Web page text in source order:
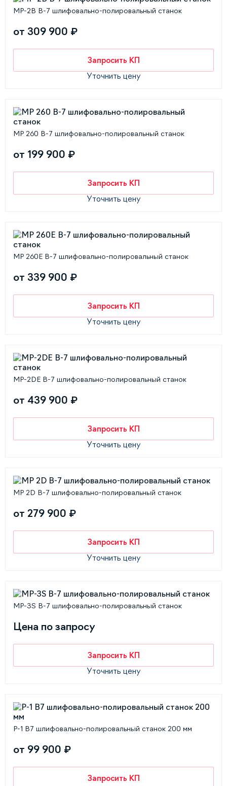
MP-2B В-7 шлифовально-полировальный станок
от 309 900 ₽
Запросить КП
Уточнить цену
MP 260 В-7 шлифовально-полировальный станок
от 199 900 ₽
Запросить КП
Уточнить цену
MP 260E В-7 шлифовально-полировальный станок
от 339 900 ₽
Запросить КП
Уточнить цену
MP-2DE В-7 шлифовально-полировальный станок
от 439 900 ₽
Запросить КП
Уточнить цену
MP 2D В-7 шлифовально-полировальный станок
от 279 900 ₽
Запросить КП
Уточнить цену
MP-3S В-7 шлифовально-полировальный станок
Цена по запросу
Запросить КП
Уточнить цену
P-1 B7 шлифовально-полировальный станок 200 мм
от 99 900 ₽
Запросить КП